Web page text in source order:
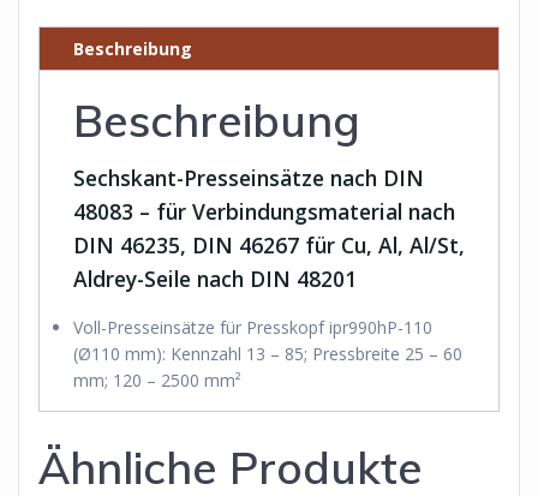
Beschreibung
Beschreibung
Sechskant-Presseinsätze nach DIN
48083 – für Verbindungsmaterial nach
DIN 46235, DIN 46267 für Cu, Al, Al/St,
Aldrey-Seile nach DIN 48201
Voll-Presseinsätze für Presskopf ipr990hP-110
(Ø110 mm): Kennzahl 13 – 85; Pressbreite 25 – 60
mm; 120 – 2500 mm²
Ähnliche Produkte